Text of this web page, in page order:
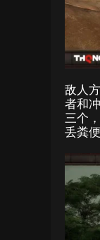
敌人
者和
三个
丢粪